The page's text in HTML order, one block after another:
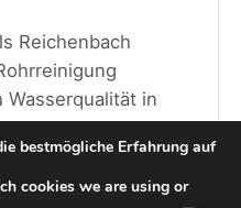
Reichenbach
Wasserqualität in
In Lindenfels…
bestmögliche Erfahrung auf
cookies we are using or